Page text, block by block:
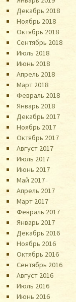
Декабрь 2018
Ноябрь 2018
Октябрь 2018
Сентябрь 2018
Июль 2018
Июнь 2018
Апрель 2018
Март 2018
Февраль 2018
Январь 2018
Декабрь 2017
Ноябрь 2017
Октябрь 2017
Август 2017
Июль 2017
Июнь 2017
Май 2017
Апрель 2017
Март 2017
Февраль 2017
Январь 2017
Декабрь 2016
Ноябрь 2016
Октябрь 2016
Сентябрь 2016
Август 2016
Июль 2016
Июнь 2016